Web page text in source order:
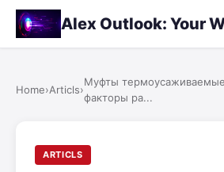
Alex Outlook: Your
Home›Articls›
Муфты
факторы ра...
ARTICLS